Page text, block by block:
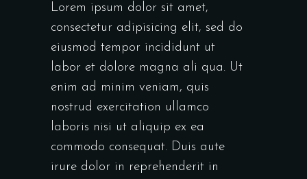
Lorem ipsum dolor sit amet,
consectetur adipisicing elit, sed do
eiusmod tempor incididunt ut
labor et dolore magna ali qua. Ut
enim ad minim veniam, quis
nostrud exercitation ullamco
laboris nisi ut aliquip ex ea
commodo consequat. Duis aute
irure dolor in reprehenderit in